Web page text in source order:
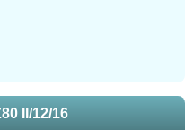
II/12/16